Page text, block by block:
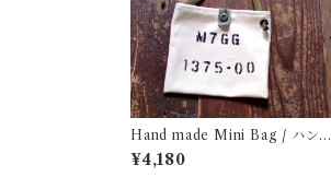
Hand made Mini Bag / ハンド
メイド ステンシル入り ミニバッ
ク
¥4,180